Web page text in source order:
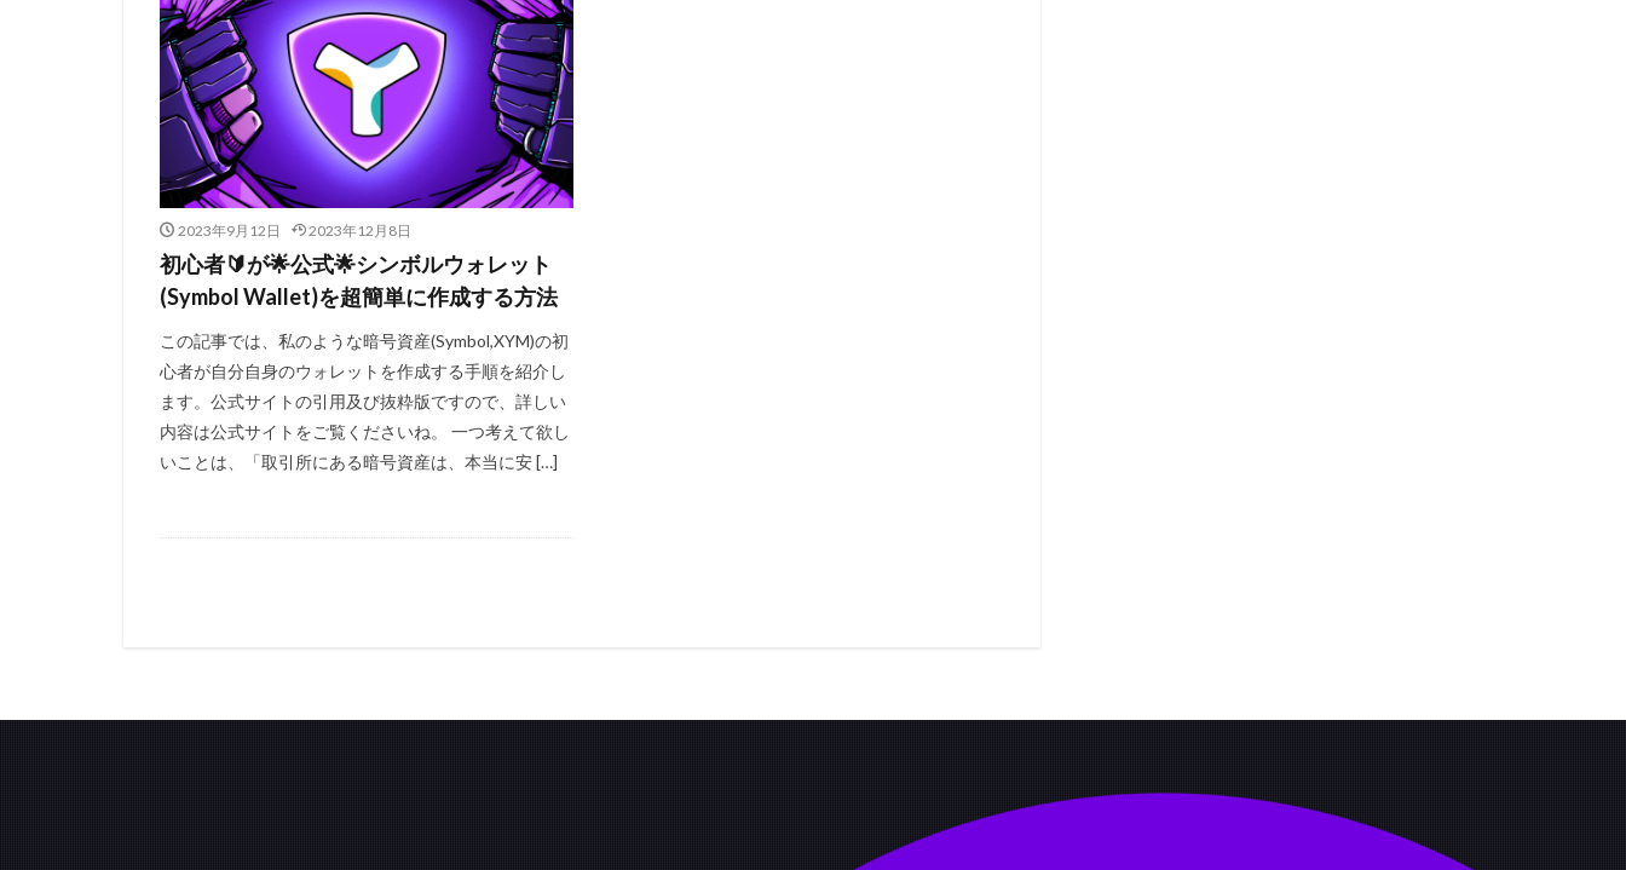
2023年9月12日 2023年12月8日
初心者🔰が🌟公式🌟シンボルウォレット
(Symbol Wallet)を超簡単に作成する方法
この記事では、私のような暗号資産(Symbol,XYM)の初
心者が自分自身のウォレットを作成する手順を紹介し
ます。公式サイトの引用及び抜粋版ですので、詳しい
内容は公式サイトをご覧くださいね。 一つ考えて欲し
いことは、「取引所にある暗号資産は、本当に安 […]